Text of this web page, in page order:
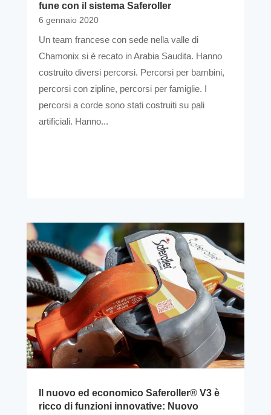
fune con il sistema Saferoller
6 gennaio 2020
Un team francese con sede nella valle di
Chamonix si è recato in Arabia Saudita. Hanno
costruito diversi percorsi. Percorsi per bambini,
percorsi con zipline, percorsi per famiglie. I
percorsi a corde sono stati costruiti su pali
artificiali. Hanno...
Il nuovo ed economico Saferoller® V3 è
ricco di funzioni innovative: Nuovo